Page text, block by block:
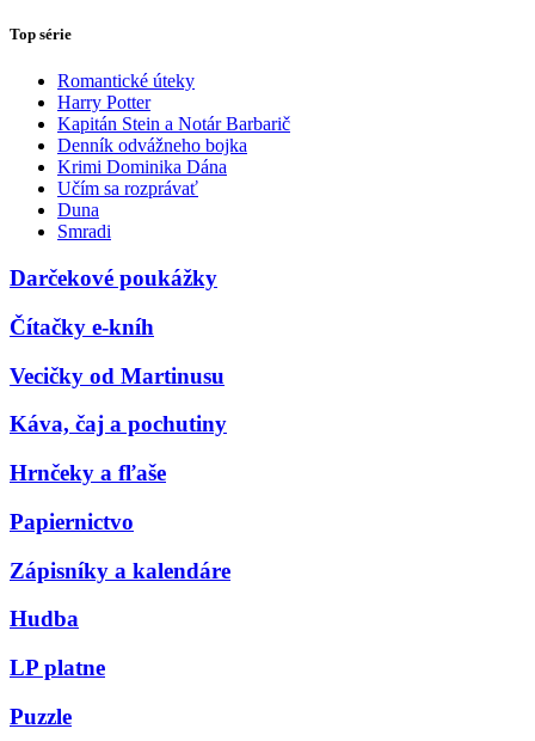
Top série
Romantické úteky
Harry Potter
Kapitán Stein a Notár Barbarič
Denník odvážneho bojka
Krimi Dominika Dána
Učím sa rozprávať
Duna
Smradi
Darčekové poukážky
Čítačky e-kníh
Vecičky od Martinusu
Káva, čaj a pochutiny
Hrnčeky a fľaše
Papiernictvo
Zápisníky a kalendáre
Hudba
LP platne
Puzzle